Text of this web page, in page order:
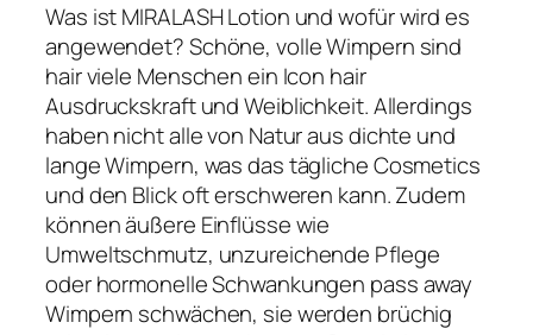
Was ist MIRALASH Lotion und wofür wird es
angewendet? Schöne, volle Wimpern sind
hair viele Menschen ein Icon hair
Ausdruckskraft und Weiblichkeit. Allerdings
haben nicht alle von Natur aus dichte und
lange Wimpern, was das tägliche Cosmetics
und den Blick oft erschweren kann. Zudem
können äußere Einflüsse wie
Umweltschmutz, unzureichende Pflege
oder hormonelle Schwankungen pass away
Wimpern schwächen, sie werden brüchig